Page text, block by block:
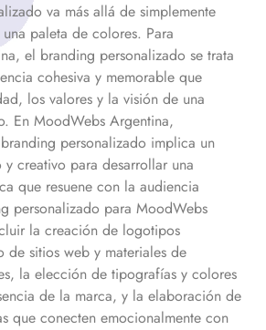
va más allá de simplemente
paleta de colores. Para
el branding personalizado se trata
cohesiva y memorable que
los valores y la visión de una
En MoodWebs Argentina,
personalizado implica un
creativo para desarrollar una
que resuene con la audiencia
personalizado para MoodWebs
la creación de logotipos
de sitios web y materiales de
la elección de tipografías y colores
de la marca, y la elaboración de
que conecten emocionalmente con